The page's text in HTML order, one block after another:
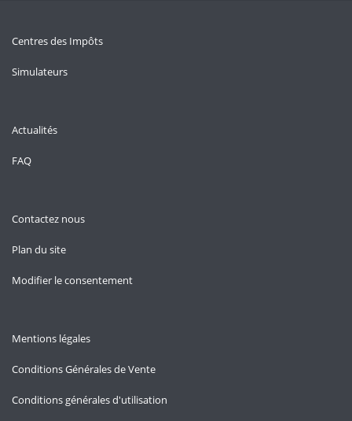
Centres des Impôts
Simulateurs
Actualités
FAQ
Contactez nous
Plan du site
Modifier le consentement
Mentions légales
Conditions Générales de Vente
Conditions générales d'utilisation